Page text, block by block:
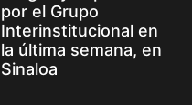
por el Grupo
Interinstitucional en
la última semana, en
Sinaloa